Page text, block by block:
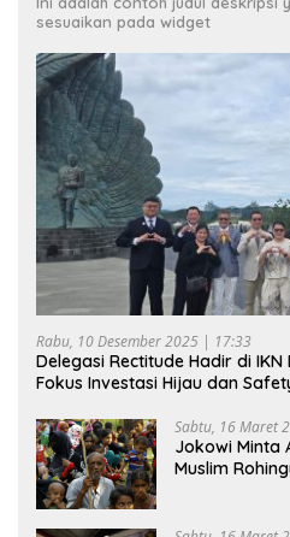
sesuaikan pada widget
Rabu, 10 Desember 2025 | 17:33
Delegasi Rectitude Hadir di IKN
Fokus Investasi Hijau dan
Sabtu, 16 Maret
Jokowi Minta
Muslim